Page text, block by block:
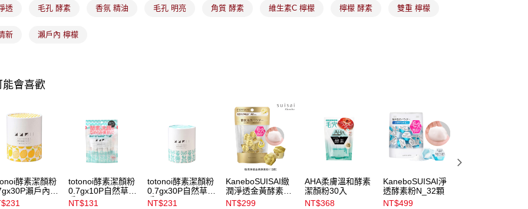
醒簡訊。
資料（包含姓名、電話或地址）提供予台灣大哥大進項蒐集、處理及利
用，由本公司與您本人進行分期帳單所需資料之確認、核對及更正。
3.完整用戶服務條款，請詳閱以下連結：
https://oppay.tw/userRule
宅配
每筆NT$100，滿NT$899(含以上)免運費
付款後門市自取
每筆NT$100，滿NT$399(含以上)免運費
國家/地區配送 查看運費
透 毛孔 酵素 香氛 精油 毛孔 明亮 角質 酵素 維生素C 檸檬 檸檬 酵素 雙重 檸檬
新 瀨戶內 檸檬
能會喜歡
酵素潔顏粉
瀨戶內檸
totonoi酵素潔顏粉
0.7gx10P自然草本
香
NT$131
totonoi酵素潔顏粉
0.7gx30P自然草本
香
NT$231
KaneboSUISAI緻
潤淨透金黃酵素粉
_15顆
NT$299
AHA柔膚溫和酵素
潔顏粉30入
NT$368
KaneboSUISAI淨
透酵素粉N_32顆
NT$499